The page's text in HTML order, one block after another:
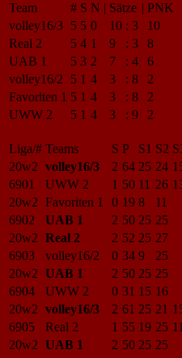
Team
# S N | Sätze | PNK
volley16/3 5 5 0 10 : 3
10
Real 2
5 4 1 9 : 3
8
UAB 1
5 3 2 7 : 4
6
volley16/2
5 1 4 3 : 8
2
Favoriten 1 5 1 4 3 : 8
2
UWW 2
5 1 4 3 : 9 2
Liga/# Teams S P S1 S2
20w2 volley16/3 2 64 25 24
6901
UWW 2 1 50 11 26
20w2 Favoriten 1 0 19 8
11
6902
UAB 1 2 50 25 25
20w2 Real 2 2 52 25 27
6903
volley16/2 0 34 9
25
20w2 UAB 1 2 50 25 25
6904
UWW 2 0 31 15 16
20w2 volley16/3 2 61 25 21
6905
Real 2 1 55 19 25 11
20w2 UAB 1 2 50 25 25